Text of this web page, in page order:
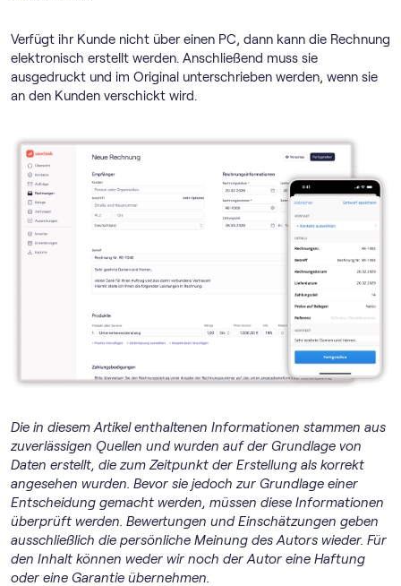
Verfügt ihr Kunde nicht über einen PC, dann kann die Rechnung
elektronisch erstellt werden. Anschließend muss sie
ausgedruckt und im Original unterschrieben werden, wenn sie
an den Kunden verschickt wird.
Die in diesem Artikel enthaltenen Informationen stammen aus
zuverlässigen Quellen und wurden auf der Grundlage von
Daten erstellt, die zum Zeitpunkt der Erstellung als korrekt
angesehen wurden. Bevor sie jedoch zur Grundlage einer
Entscheidung gemacht werden, müssen diese Informationen
überprüft werden. Bewertungen und Einschätzungen geben
ausschließlich die persönliche Meinung des Autors wieder. Für
den Inhalt können weder wir noch der Autor eine Haftung
oder eine Garantie übernehmen.